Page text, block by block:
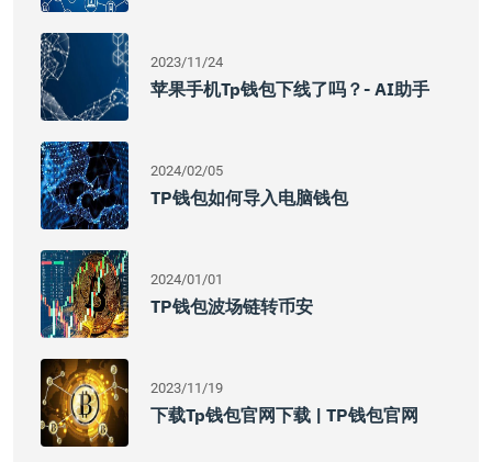
2023/11/24
苹果手机tp钱包下线了吗？- AI助手
2024/02/05
TP钱包如何导入电脑钱包
2024/01/01
TP钱包波场链转币安
2023/11/19
下载tp钱包官网下载 | TP钱包官网